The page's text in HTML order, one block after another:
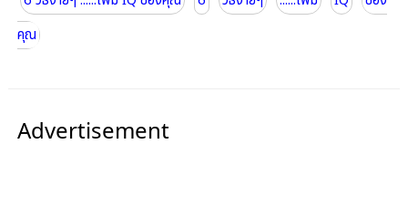
คุณ
Advertisement